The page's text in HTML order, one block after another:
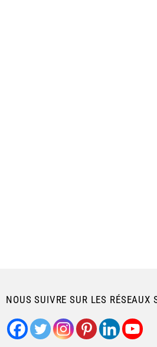
NOUS SUIVRE SUR LES RÉSEAUX